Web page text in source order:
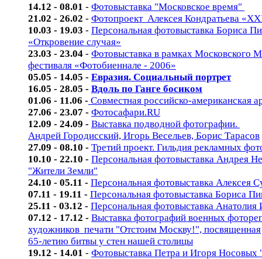
14.12 - 08.01 - Фотовыставка "Московское время"
21.02 - 26.02 - Фотопроект Алексея Кондратьева
10.03 - 19.03 - Персональная фотовыставка Бориса
«Откровение случая»
23.03 - 23.04 - Фотовыставка в рамках Московского
фестиваля «Фотобиеннале - 2006»
05.05 - 14.05 - Евразия. Социальный портрет
16.05 - 28.05 - Вдоль по Ганге босиком
01.06 - 11.06 - Совместная российско-американская
27.06 - 23.07 - Фотосафари.RU
12.09 - 24.09 - Выставка подводной фотографии.
Андрей Городисский, Игорь Весельев, Борис Тарасов
27.09 - 08.10 - Третий проект. Гильдия рекламных
10.10 - 22.10 - Персональная фотовыставка Андрея
"Жители Земли"
24.10 - 05.11 - Персональная фотовыставка Алексея
07.11 - 19.11 - Персональная фотовыставка Бориса
25.11 - 03.12 - Персональная фотовыставка
07.12 - 17.12 - Выставка фотографий военных
художников печати "Отстоим Москву!", посвященная
65-летию битвы у стен нашей столицы
19.12 - 14.01 - Фотовыставка Петра и Игоря Носовых